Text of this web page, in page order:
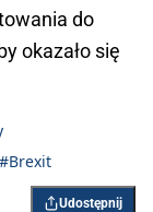
do
okazało się
#Brexit
Udostępnij